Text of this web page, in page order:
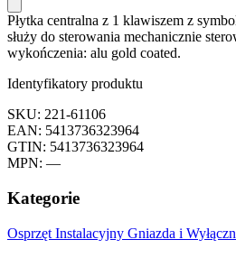
Płytka centralna z 1 klawiszem z
służy do sterowania mechanicznie
wykończenia: alu gold coated.
Identyfikatory produktu
SKU: 221-61106
EAN: 5413736323964
GTIN: 5413736323964
MPN: —
Kategorie
Osprzęt Instalacyjny Gniazda i